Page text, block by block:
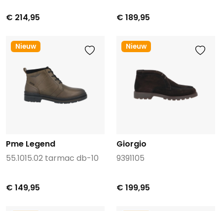
€ 214,95 € 189,95
Nieuw
Pme Legend
55.1015.02 tarmac db-10
€ 149,95
Nieuw
Giorgio
9391105
€ 199,95